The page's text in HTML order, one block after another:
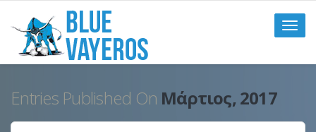
Toggle
Entries Published On Μάρτιος, 2017